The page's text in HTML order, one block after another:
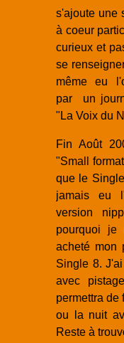
s'ajoute une
à coeur
curieux et
se
même eu
par un
"La Voix du
Fin Août
"Small
que le
jamais eu
version
pourquoi je
acheté mon
Single 8.
avec
permettra de
ou la nuit
Reste à